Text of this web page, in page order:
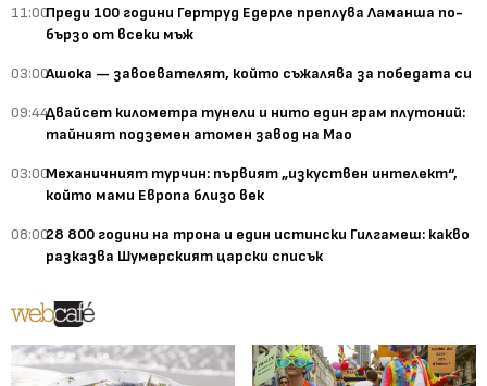
11:00Преди 100 години Гертруд Едерле преплува Ламанша по-
бързо от всеки мъж
03:00Ашока — завоевателят, който съжалява за победата си
09:44Двайсет километра тунели и нито един грам плутоний:
тайният подземен атомен завод на Мао
03:00Механичният турчин: първият „изкуствен интелект“,
който мами Европа близо век
08:0028 800 години на трона и един истински Гилгамеш: какво
разказва Шумерският царски списък